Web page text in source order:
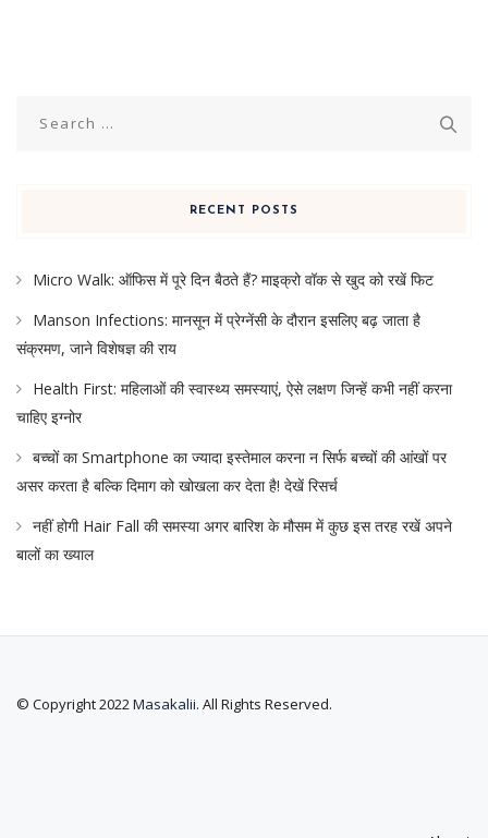
RECENT POSTS
Micro Walk: ऑफिस में पूरे दिन बैठते हैं? माइक्रो वॉक से खुद को रखें फिट
Manson Infections: मानसून में प्रेग्नेंसी के दौरान इसलिए बढ़ जाता है
संक्रमण, जाने विशेषज्ञ की राय
Health First: महिलाओं की स्वास्थ्य समस्याएं, ऐसे लक्षण जिन्हें कभी नहीं करना
चाहिए इग्नोर
बच्चों का Smartphone का ज्यादा इस्तेमाल करना न सिर्फ बच्चों की आंखों पर
असर करता है बल्कि दिमाग को खोखला कर देता है! देखें रिसर्च
नहीं होगी Hair Fall की समस्या अगर बारिश के मौसम में कुछ इस तरह रखें अपने
बालों का ख्याल
© Copyright 2022Masakalii. All Rights Reserved.